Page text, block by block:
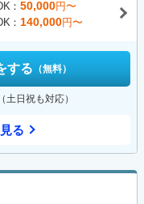
50,000円〜
140,000円〜
する （無料）
日祝も対応）
る